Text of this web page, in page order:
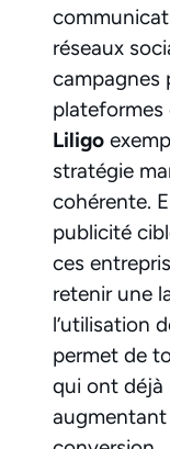
réseaux
campagnes
plateformes
Liligo
stratégie
cohérente.
publicité
ces
retenir une
l’utilisation
permet de
qui ont déjà
augmentant